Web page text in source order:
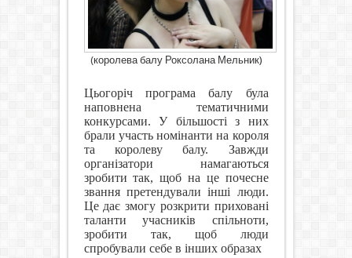
(королева балу Роксолана Мельник)
Цьогоріч програма балу була
наповнена тематичними
конкурсами. У більшості з них
брали участь номінанти на короля
та королеву балу. Завжди
організатори намагаються
зробити так, щоб на це почесне
звання претендували інші люди.
Це дає змогу розкрити приховані
таланти учасників спільноти,
зробити так, щоб люди
спробували себе в інших образах